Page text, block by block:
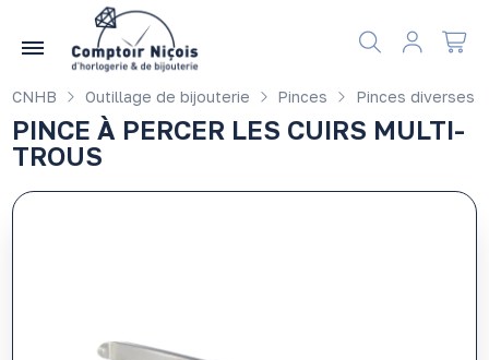
CNHB Outillage de bijouterie Pinces Pinces diverses
PINCE À PERCER LES CUIRS MULTI-
TROUS
Gérer les préférences en matière de cookies